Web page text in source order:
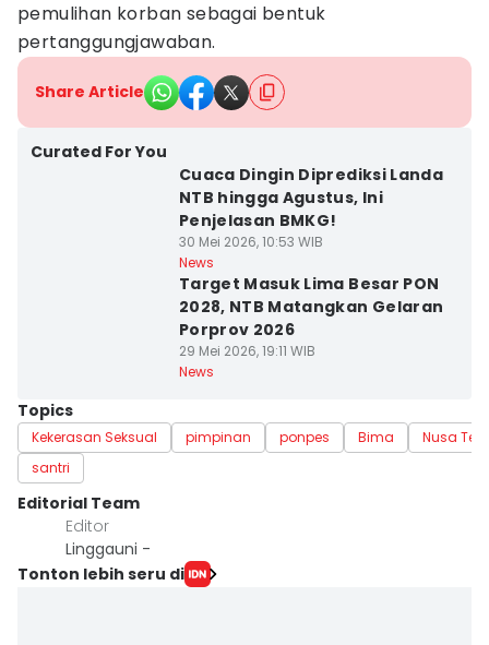
pemulihan korban sebagai bentuk
pertanggungjawaban.
Share Article
Curated For You
Cuaca Dingin Diprediksi Landa
NTB hingga Agustus, Ini
Penjelasan BMKG!
30 Mei 2026, 10:53 WIB
News
Target Masuk Lima Besar PON
2028, NTB Matangkan Gelaran
Porprov 2026
29 Mei 2026, 19:11 WIB
News
Topics
Kekerasan Seksual pimpinan ponpes Bima
Nusa
santri
Editorial Team
Editor
Linggauni -
Tonton lebih seru di